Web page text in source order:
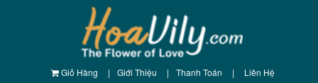
Giỏ Hàng | Giới Thiệu | Thanh Toán | Liên Hệ